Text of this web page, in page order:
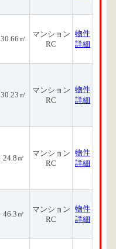
30.66㎡
マンション
RC
物件
詳細
30.23㎡
マンション
RC
物件
詳細
24.8㎡
マンション
RC
物件
詳細
46.3㎡
マンション
RC
物件
詳細